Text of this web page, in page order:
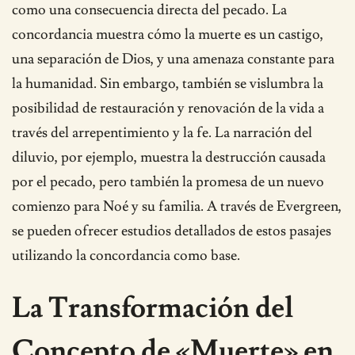
como una consecuencia directa del pecado. La
concordancia muestra cómo la muerte es un castigo,
una separación de Dios, y una amenaza constante para
la humanidad. Sin embargo, también se vislumbra la
posibilidad de restauración y renovación de la vida a
través del arrepentimiento y la fe. La narración del
diluvio, por ejemplo, muestra la destrucción causada
por el pecado, pero también la promesa de un nuevo
comienzo para Noé y su familia. A través de Evergreen,
se pueden ofrecer estudios detallados de estos pasajes
utilizando la concordancia como base.
La Transformación del